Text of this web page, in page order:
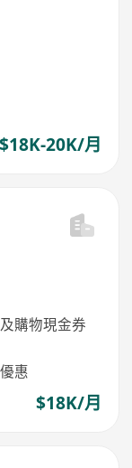
$18K-20K/月
購物現金券
惠
$18K/月